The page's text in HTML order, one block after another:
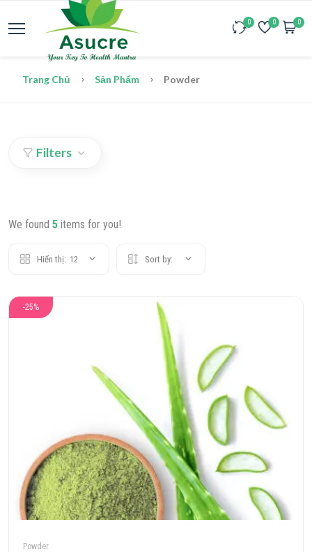
0 0 0
Trang Chủ Sản Phẩm Powder
Filters
We found 5 items for you!
Hiển thị: 12 Sort by:
-25%
Powder